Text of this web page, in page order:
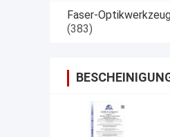
Faser-
(383)